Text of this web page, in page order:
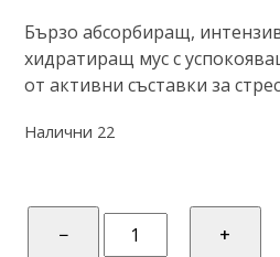
ц
н
е
с
5
Бързо абсорбиращ,
хидратиращ мус с
от активни съставки за
Налични 22
−
количество
+